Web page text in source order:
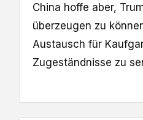
China hoffe aber,
überzeugen zu
Austausch für
Zugeständnisse zu